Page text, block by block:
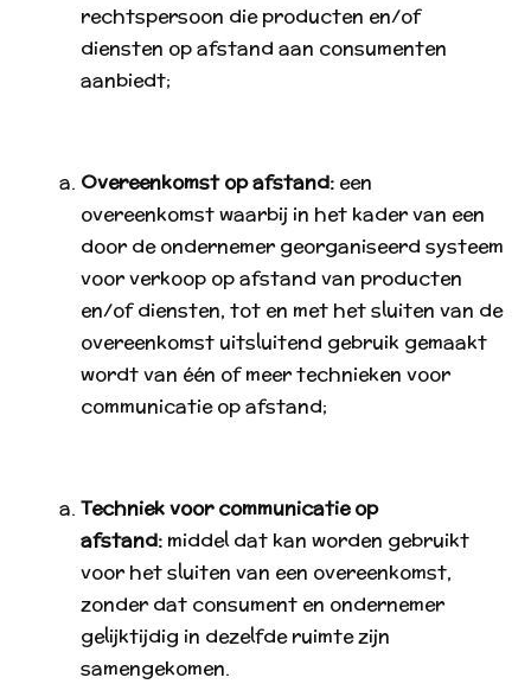
rechtspersoon die producten en/of
diensten op afstand aan consumenten
aanbiedt;
Overeenkomst op afstand: een
overeenkomst waarbij in het kader van een
door de ondernemer georganiseerd systeem
voor verkoop op afstand van producten
en/of diensten, tot en met het sluiten van de
overeenkomst uitsluitend gebruik gemaakt
wordt van één of meer technieken voor
communicatie op afstand;
Techniek voor communicatie op
afstand: middel dat kan worden gebruikt
voor het sluiten van een overeenkomst,
zonder dat consument en ondernemer
gelijktijdig in dezelfde ruimte zijn
samengekomen.